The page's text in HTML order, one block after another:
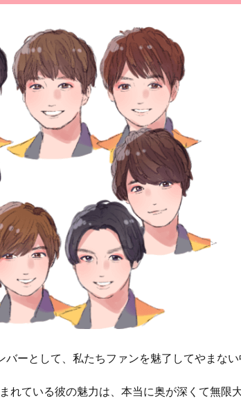
バーとして、私たちファンを魅了してやまない
れている彼の魅力は、本当に奥が深くて無限